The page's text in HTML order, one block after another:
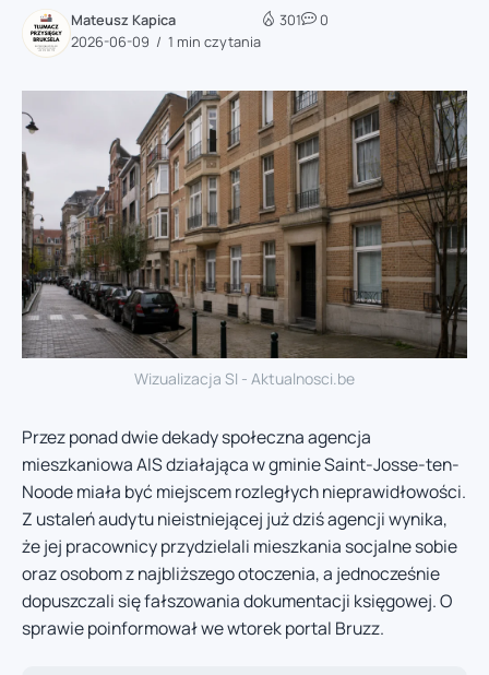
Mateusz Kapica
2026-06-09
1 min czytania
301 0
Wizualizacja SI - Aktualnosci.be
Przez ponad dwie dekady społeczna agencja
mieszkaniowa AIS działająca w gminie Saint-Josse-ten-
Noode miała być miejscem rozległych nieprawidłowości.
Z ustaleń audytu nieistniejącej już dziś agencji wynika,
że jej pracownicy przydzielali mieszkania socjalne sobie
oraz osobom z najbliższego otoczenia, a jednocześnie
dopuszczali się fałszowania dokumentacji księgowej. O
sprawie poinformował we wtorek portal Bruzz.